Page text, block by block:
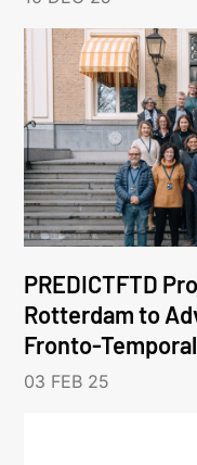
PREDICTFTD
Rotterdam to
Fronto-
03 FEB 25